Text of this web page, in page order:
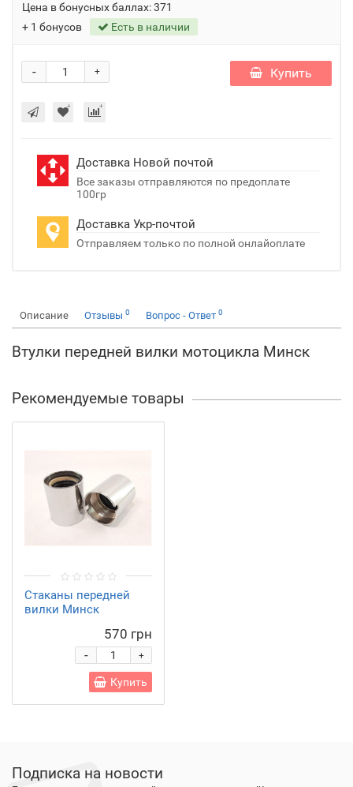
Цена в бонусных баллах:371
+ 1 бонусов
Есть в наличии
+
- Купить
Доставка Новой почтой
Все заказы отправляются по предоплате
100гр
Доставка Укр-почтой
Отправляем только по полной онлайоплате
Описание Отзывы 0 Вопрос - Ответ 0
Втулки передней вилки мотоцикла Минск
Рекомендуемые товары
Стаканы передней
вилки Минск
570 грн
+
-
Купить
Подписка на новости